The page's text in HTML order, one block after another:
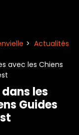
Actualités
avec les Chiens
les
Guides